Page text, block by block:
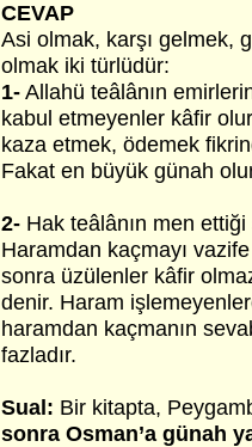
CEVAP
Asi olmak, karşı gelmek,
olmak iki türlüdür:
1- Allahü teâlânın
kabul etmeyenler kâfir
kaza etmek, ödemek
Fakat en büyük günah
2- Hak teâlânın men
Haramdan kaçmayı
sonra üzülenler kâfir
denir. Haram
haramdan kaçmanın
fazladır.
Sual: Bir kitapta,
sonra Osman’a günah